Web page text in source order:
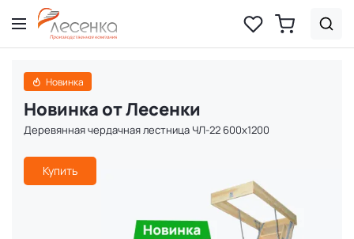
Новинка
Новинка от Лесенки
Деревянная чердачная лестница ЧЛ-22 600х1200
Купить